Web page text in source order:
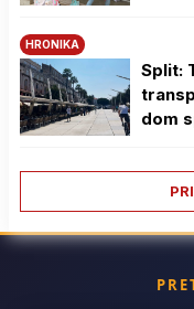
HRONIKA
Split:
dom